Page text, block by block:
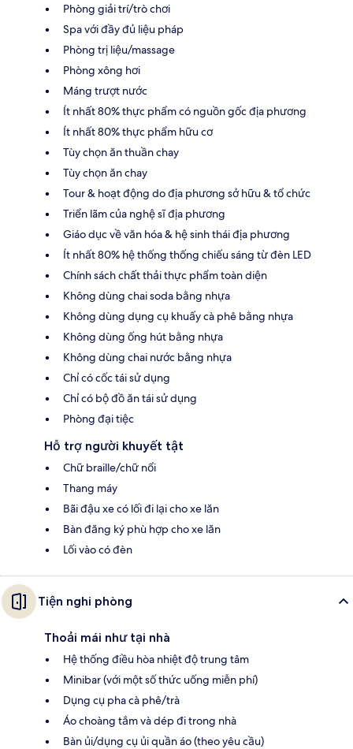
Phòng giải trí/trò chơi
Spa với đầy đủ liệu pháp
Phòng trị liệu/massage
Phòng xông hơi
Máng trượt nước
Ít nhất 80% thực phẩm có nguồn gốc địa phương
Ít nhất 80% thực phẩm hữu cơ
Tùy chọn ăn thuần chay
Tùy chọn ăn chay
Tour & hoạt động do địa phương sở hữu & tổ chức
Triển lãm của nghệ sĩ địa phương
Giáo dục về văn hóa & hệ sinh thái địa phương
Ít nhất 80% hệ thống thống chiếu sáng từ đèn LED
Chính sách chất thải thực phẩm toàn diện
Không dùng chai soda bằng nhựa
Không dùng dụng cụ khuấy cà phê bằng nhựa
Không dùng ống hút bằng nhựa
Không dùng chai nước bằng nhựa
Chỉ có cốc tái sử dụng
Chỉ có bộ đồ ăn tái sử dụng
Phòng đại tiệc
Hỗ trợ người khuyết tật
Chữ braille/chữ nổi
Thang máy
Bãi đậu xe có lối đi lại cho xe lăn
Bàn đăng ký phù hợp cho xe lăn
Lối vào có đèn
Tiện nghi phòng
Thoải mái như tại nhà
Hệ thống điều hòa nhiệt độ trung tâm
Minibar (với một số thức uống miễn phí)
Dụng cụ pha cà phê/trà
Áo choàng tắm và dép đi trong nhà
Bàn ủi/dụng cụ ủi quần áo (theo yêu cầu)